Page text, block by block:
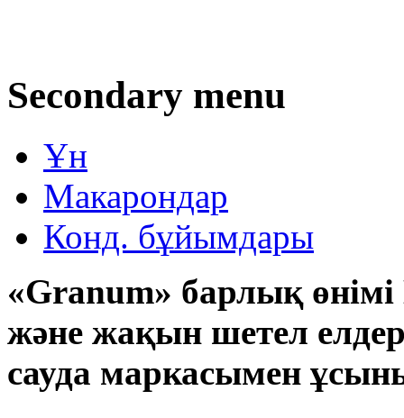
Secondary menu
Ұн
Макарондар
Конд. бұйымдары
«Granum» барлық өнімі
және жақын шетел
сауда маркасымен